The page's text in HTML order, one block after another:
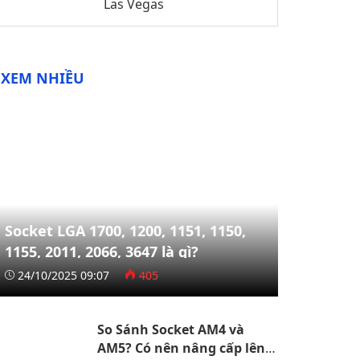
Las Vegas
XEM NHIỀU
Socket LGA 1700, 1200, 1151, 1150,
1155, 2011, 2066, 3647 là gì?
24/10/2025 09:07 405
So Sánh Socket AM4 và
AM5? Có nên nâng cấp lên